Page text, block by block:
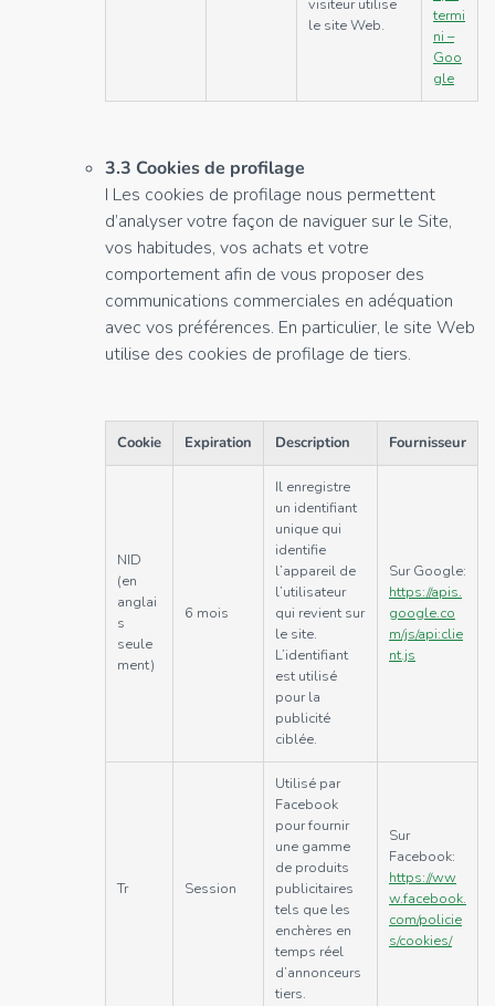
visiteur utilise
le site Web.
termi
ni –
Goo
gle
3.3 Cookies de profilage
I Les cookies de profilage nous permettent
d’analyser votre façon de naviguer sur le Site,
vos habitudes, vos achats et votre
comportement afin de vous proposer des
communications commerciales en adéquation
avec vos préférences. En particulier, le site Web
utilise des cookies de profilage de tiers.
Cookie Expiration Description Fournisseur
NID
(en
anglai
s
seule
ment)
6 mois
Il enregistre
un identifiant
unique qui
identifie
l’appareil de
l’utilisateur
qui revient sur
le site.
L’identifiant
est utilisé
pour la
publicité
ciblée.
Sur Google:
https://apis.
google.co
m/js/api:clie
nt.js
Tr Session
Utilisé par
Facebook
pour fournir
une gamme
de produits
publicitaires
tels que les
enchères en
temps réel
d’annonceurs
tiers.
Sur
Facebook:
https://ww
w.facebook.
com/policie
s/cookies/